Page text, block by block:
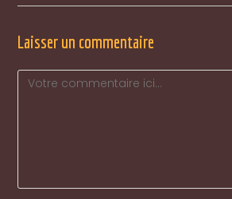
Laisser un commentaire
Comment